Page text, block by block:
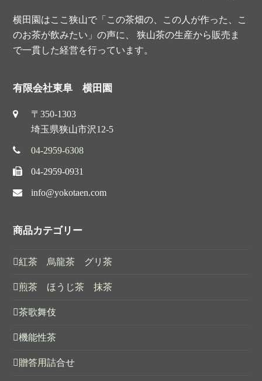
横田園はここ狭山で「この茶畑の、この人が作った、こ
のお茶が飲みたい」の声に、 狭山茶の生産から販売ま
で一貫した経営を行っています。
有限会社東阜 横田園
〒350-1303
埼玉県狭山市沢12-5
04-2959-6308
04-2959-0931
info@yokotaen.com
商品カテゴリー
紅茶 烏龍茶 グリ茶
煎茶 ほうじ茶 抹茶
茶歌舞伎
機能性茶
贈答用詰合せ